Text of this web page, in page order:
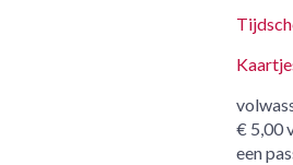
€ 5,00
een